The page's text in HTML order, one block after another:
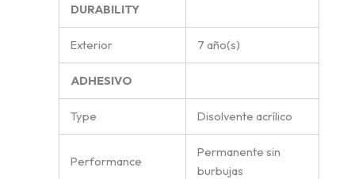
DURABILITY
Exterior 7 año(s)
ADHESIVO
Type Disolvente acrílico
Performance
Permanente sin
burbujas